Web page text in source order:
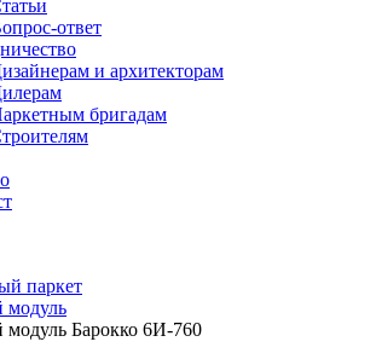
ответ
и архитекторам
бригадам
паркет
Барокко 6И-760